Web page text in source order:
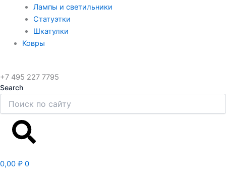
Лампы и светильники
Статуэтки
Шкатулки
Ковры
+7 495 227 7795
Search
0,00 ₽ 0